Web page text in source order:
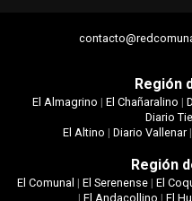
Región
El Almagrino | El Chañaralino |
Diario
El Altino | Diario Vallenar|
Región
El Comunal | El Serenense| El
| El Andacollino | El